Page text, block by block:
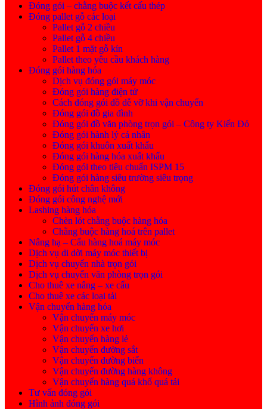
Đóng gói – chằng buộc kết cấu thép
Đóng pallet gỗ các loại
Pallet gỗ 2 chiều
Pallet gỗ 4 chiều
Pallet 1 mặt gỗ kín
Pallet theo yêu cầu khách hàng
Đóng gói hàng hóa
Dịch vụ đóng gói máy móc
Đóng gói hàng điện tử
Cách đóng gói đồ dễ vỡ khi vận chuyển
Đóng gói đồ gia đình
Đóng gói đồ văn phòng trọn gói – Công ty Kiến Đỏ
Đóng gói hành lý cá nhân
Đóng gói khuôn xuất khẩu
Đóng gói hàng hóa xuất khẩu
Đóng gói theo tiêu chuẩn ISPM 15
Đóng gói hàng siêu trường siêu trọng
Đóng gói hút chân không
Đóng gói công nghệ mới
Lashing hàng hóa
Chèn lót chằng buộc hàng hóa
Chằng buộc hàng hoá trên pallet
Nâng hạ – Cẩu hàng hoá máy móc
Dịch vụ di dời máy móc thiết bị
Dịch vụ chuyển nhà trọn gói
Dịch vụ chuyển văn phòng trọn gói
Cho thuê xe nâng – xe cẩu
Cho thuê xe các loại tải
Vận chuyển hàng hóa
Vận chuyển máy móc
Vận chuyển xe hơi
Vận chuyển hàng lẻ
Vận chuyển đường sắt
Vận chuyển đường biển
Vận chuyển đường hàng không
Vận chuyển hàng quá khổ quá tải
Tư vấn đóng gói
Hình ảnh đóng gói